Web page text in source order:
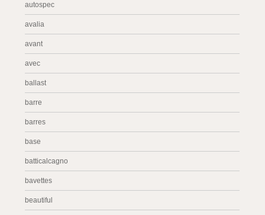
autospec
avalia
avant
avec
ballast
barre
barres
base
batticalcagno
bavettes
beautiful